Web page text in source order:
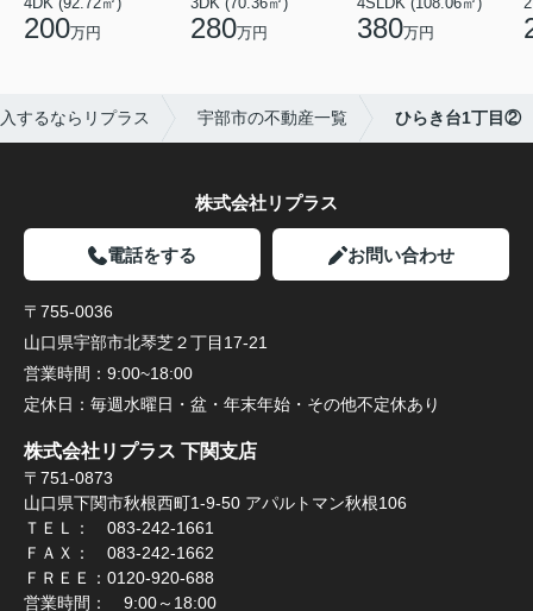
200万円 280万円 380万円
するならリプラス 宇部市の不動産一覧 ひらき台1丁目②
株式会社リプラス
電話をする お問い合わせ
〒755-0036
山口県宇部市北琴芝２丁目17-21
営業時間： 9:00~18:00
定休日： 毎週水曜日・盆・年末年始・その他不定休あり
株式会社リプラス 下関支店
〒751-0873
山口県下関市秋根西町1-9-50 アパルトマン秋根106
ＴＥＬ： 083-242-1661
ＦＡＸ： 083-242-1662
ＦＲＥＥ：0120-920-688
営業時間： 9:00～18:00